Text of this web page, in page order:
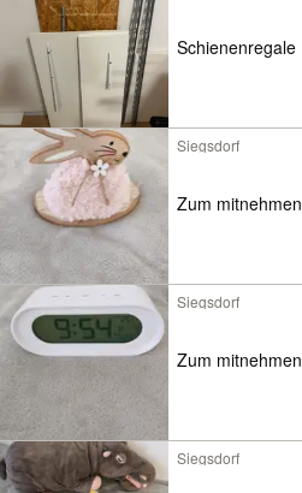
Schienenregale
Siegsdorf
Zum mitnehmen
Siegsdorf
Zum mitnehmen
Siegsdorf